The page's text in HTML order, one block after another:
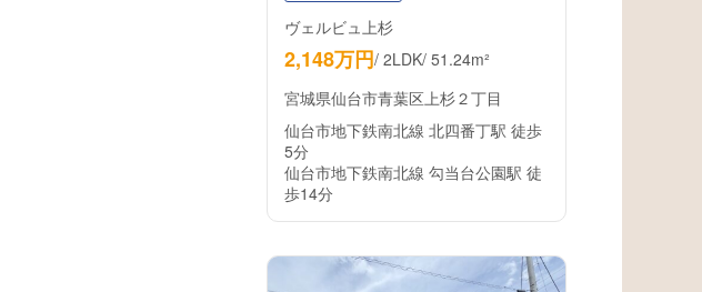
ヴェルビュ上杉
2,148万円/ 2LDK/ 51.24m²
宮城県仙台市青葉区上杉２丁目
仙台市地下鉄南北線 北四番丁駅 徒歩
5分
仙台市地下鉄南北線 勾当台公園駅 徒
歩14分